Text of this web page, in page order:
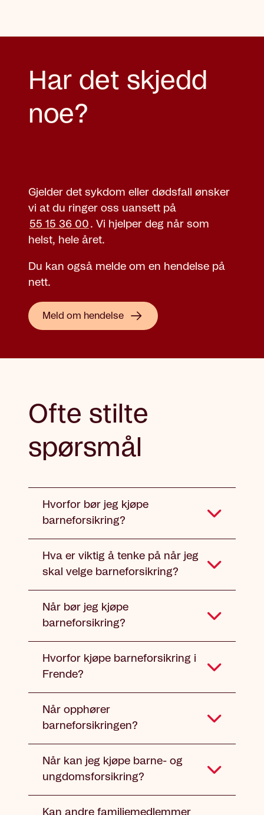
Har det skjedd
noe?
Gjelder det sykdom eller dødsfall ønsker
vi at du ringer oss uansett på
55 15 36 00 . Vi hjelper deg når som
helst, hele året.
Du kan også melde om en hendelse på
nett.
Meld om hendelse
Ofte stilte
spørsmål
Hvorfor bør jeg kjøpe
barneforsikring?
Hva er viktig å tenke på når jeg
skal velge barneforsikring?
Når bør jeg kjøpe
barneforsikring?
Hvorfor kjøpe barneforsikring i
Frende?
Når opphører
barneforsikringen?
Når kan jeg kjøpe barne- og
ungdomsforsikring?
Kan andre familiemedlemmer